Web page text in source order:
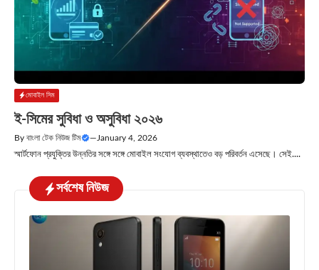
মোবাইল সিম
ই-সিমের সুবিধা ও অসুবিধা ২০২৬
By বাংলা টেক নিউজ টিম — January 4, 2026
স্মার্টফোন প্রযুক্তির উন্নতির সঙ্গে সঙ্গে মোবাইল সংযোগ ব্যবস্থাতেও বড় পরিবর্তন এসেছে। সেই....
সর্বশেষ নিউজ